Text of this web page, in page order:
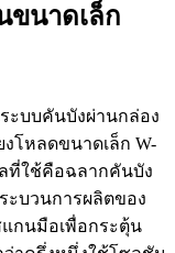
ขนาดเล็ก
ระบบคันบังผ่านกล่อง
โหลดขนาดเล็ก W-
ที่ใช้คือฉลากคันบัง
ะบวนการผลิตของ
กนมือเพื่อกระตุ้น